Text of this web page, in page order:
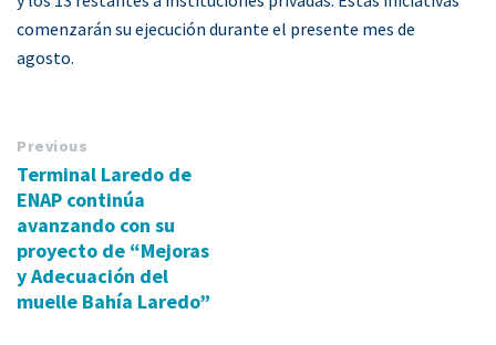
comenzarán su ejecución durante el presente mes de
agosto.
Previous
Terminal Laredo de
ENAP continúa
avanzando con su
proyecto de “Mejoras
y Adecuación del
muelle Bahía Laredo”